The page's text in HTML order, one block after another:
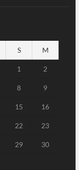
S M
1 2
8 9
15 16
22 23
29 30